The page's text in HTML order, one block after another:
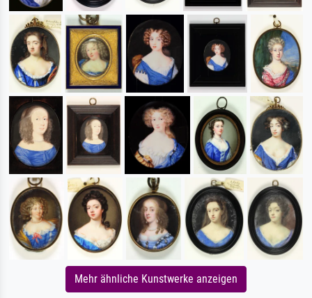
Mehr ähnliche Kunstwerke anzeigen